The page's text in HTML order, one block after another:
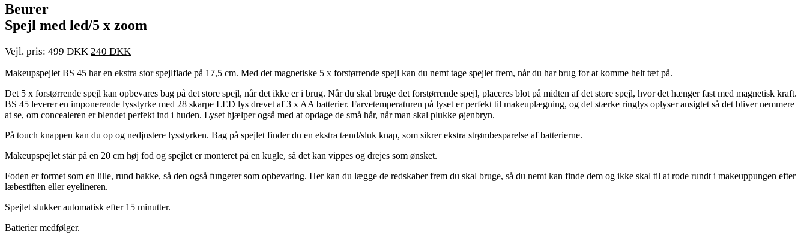
Beurer
Spejl med led/5 x zoom
499
Den
pris
499 PRIS:.
240
Den
pris
240 PRIS:.
Makeupspejlet BS 45 har en ekstra stor spejlflade på 17,5 cm. Med det magnetiske 5 x forstørrende spejl kan du nemt tage spejlet frem, når du har brug for at komme helt tæt på.
Det 5 x forstørrende spejl kan opbevares bag på det store spejl, når det ikke er i brug. Når du skal bruge det forstørrende spejl, placeres blot på midten af det store spejl, hvor det hænger fast med magnetisk kraft.
BS 45 leverer en imponerende lysstyrke med 28 skarpe LED lys drevet af 3 x AA batterier. Farvetemperaturen på lyset er perfekt til makeuplægning, og det stærke ringlys oplyser ansigtet så det bliver nemmere
at se, om concealeren er blendet perfekt ind i huden. Lyset hjælper også med at opdage de små hår, når man skal plukke øjenbryn.
På touch knappen kan du op og nedjustere lysstyrken. Bag på spejlet finder du en ekstra tænd/sluk knap, som sikrer ekstra strømbesparelse af batterierne.
Makeupspejlet står på en 20 cm høj fod og spejlet er monteret på en kugle, så det kan vippes og drejes som ønsket.
Foden er formet som en lille, rund bakke, så den også fungerer som opbevaring. Her kan du lægge de redskaber frem du skal bruge, så du nemt kan finde dem og ikke skal til at rode rundt i makeuppungen efter
læbestiften eller eyelineren.
Spejlet slukker automatisk efter 15 minutter.
Batterier medfølger.